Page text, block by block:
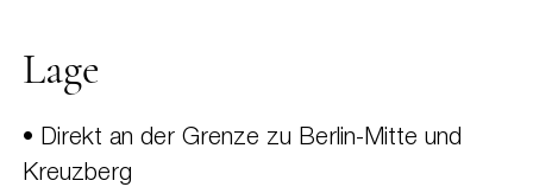
Lage
• Direkt an der Grenze zu Berlin-Mitte und
Kreuzberg